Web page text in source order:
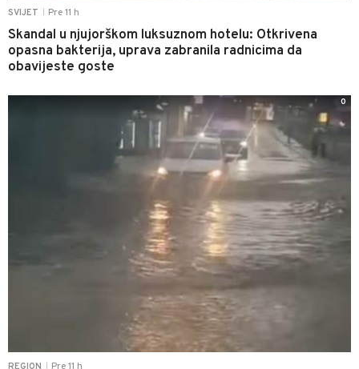
SVIJET Pre 11 h
Skandal u njujorškom luksuznom hotelu: Otkrivena
opasna bakterija, uprava zabranila radnicima da
obavijeste goste
REGION
0